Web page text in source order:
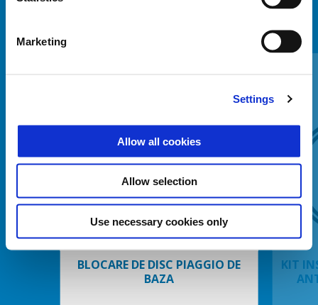
Marketing
Settings
Allow all cookies
Allow selection
Use necessary cookies only
Anterior
BLOCARE DE DISC PIAGGIO DE
BAZA
KIT